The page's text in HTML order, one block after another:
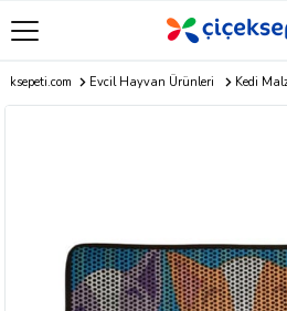
Evcil Hayvan Ürünleri Kedi